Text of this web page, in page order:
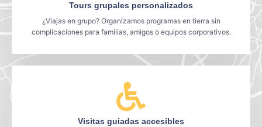
Tours grupales personalizados
¿Viajas en grupo? Organizamos programas en tierra sin
complicaciones para familias, amigos o equipos corporativos.
Visitas guiadas accesibles